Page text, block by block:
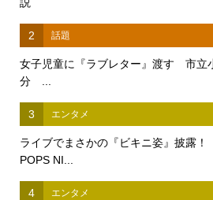
2 話題
女子児童に『ラブレター』渡す 市立
分 ...
3 エンタメ
ライブでまさかの『ビキニ姿』披露
POPS NI...
4 エンタメ